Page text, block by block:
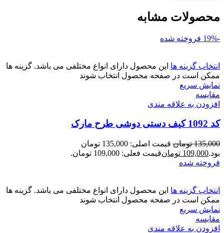
محصولات مشابه
-19% فروخته شده
انتخاب گزینه ها این محصول دارای انواع مختلفی می باشد. گزینه ها
ممکن است در صفحه محصول انتخاب شوند
نمایش سریع
مقايسه
افزودن به علاقه مندی
کد 1092 کیف دستی دوشی طرح مارک
135,000 تومان
قیمت اصلی: 135,000 تومان
بود.109,000 تومانقیمت فعلی: 109,000 تومان.
فروخته شده
انتخاب گزینه ها این محصول دارای انواع مختلفی می باشد. گزینه ها
ممکن است در صفحه محصول انتخاب شوند
نمایش سریع
مقايسه
افزودن به علاقه مندی